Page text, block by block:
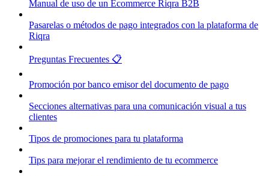
Manual de uso de un Ecommerce Riqra B2B
Pasarelas o métodos de pago integrados con la plataforma de
Riqra
Preguntas Frecuentes 📋
Promoción por banco emisor del documento de pago
Secciones alternativas para una comunicación visual a tus
clientes
Tipos de promociones para tu plataforma
Tips para mejorar el rendimiento de tu ecommerce